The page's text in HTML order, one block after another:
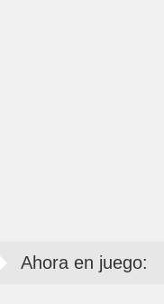
Ahora en juego: